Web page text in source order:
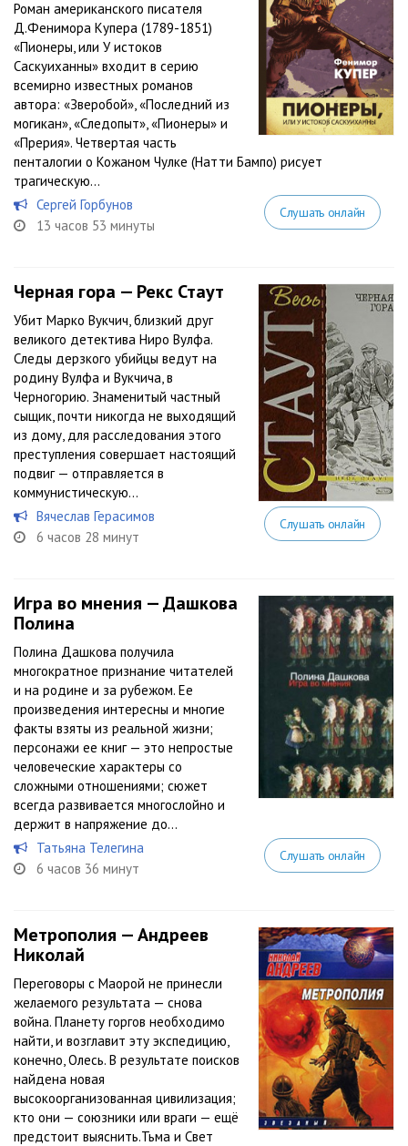
Роман американского писателя
Д.Фенимора Купера (1789-1851)
«Пионеры, или У истоков
Саскуиханны» входит в серию
всемирно известных романов
автора: «Зверобой», «Последний из
могикан», «Следопыт», «Пионеры» и
«Прерия». Четвертая часть
пенталогии о Кожаном Чулке (Натти Бампо) рисует
трагическую...
Сергей Горбунов
13 часов 53 минуты
Слушать онлайн
Черная гора — Рекс Стаут
Убит Марко Вукчич, близкий друг
великого детектива Ниро Вулфа.
Следы дерзкого убийцы ведут на
родину Вулфа и Вукчича, в
Черногорию. Знаменитый частный
сыщик, почти никогда не выходящий
из дому, для расследования этого
преступления совершает настоящий
подвиг — отправляется в
коммунистическую...
Вячеслав Герасимов
6 часов 28 минут
Слушать онлайн
Игра во мнения — Дашкова
Полина
Полина Дашкова получила
многократное признание читателей
и на родине и за рубежом. Ее
произведения интересны и многие
факты взяты из реальной жизни;
персонажи ее книг — это непростые
человеческие характеры со
сложными отношениями; сюжет
всегда развивается многослойно и
держит в напряжение до...
Татьяна Телегина
6 часов 36 минут
Слушать онлайн
Метрополия — Андреев
Николай
Переговоры с Маорой не принесли
желаемого результата — снова
война. Планету горгов необходимо
найти, и возглавит эту экспедицию,
конечно, Олесь. В результате поисков
найдена новая
высокоорганизованная цивилизация;
кто они — союзники или враги — ещё
предстоит выяснить.Тьма и Свет